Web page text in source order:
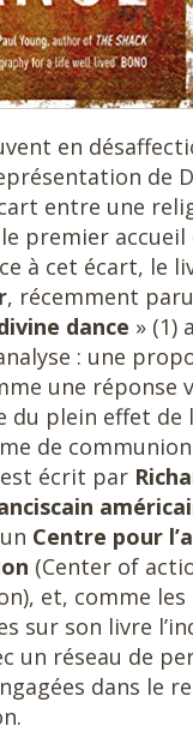
en
de
entre une
premier accueil
à cet écart, le
, récemment
dance » (1)
: une
une réponse
du plein effet de
de
écrit par
Centre pour
(Center of
et, comme les
sur son livre
un réseau de
dans le